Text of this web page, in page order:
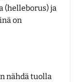
(helleborus) ja
on
nähdä tuolla